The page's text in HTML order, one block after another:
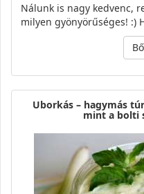
Nálunk is nagy kedvenc,
milyen gyönyörűséges! :)
Uborkás – hagymás
mint a bolti